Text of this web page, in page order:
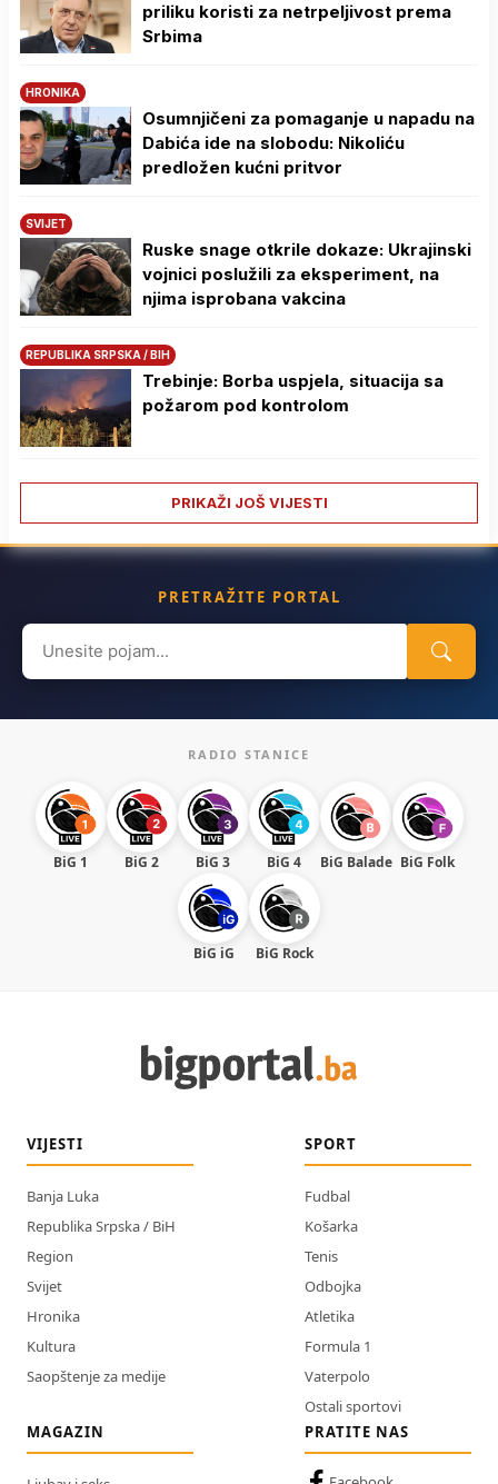
priliku koristi za netrpeljivost prema
Srbima
HRONIKA
Osumnjičeni za pomaganje u napadu na
Dabića ide na slobodu: Nikoliću
predložen kućni pritvor
SVIJET
Ruske snage otkrile dokaze: Ukrajinski
vojnici poslužili za eksperiment, na
njima isprobana vakcina
REPUBLIKA SRPSKA / BIH
Trebinje: Borba uspjela, situacija sa
požarom pod kontrolom
PRIKAŽI JOŠ VIJESTI
PRETRAŽITE PORTAL
Search
for:
RADIO STANICE
BiG 1 BiG 2 BiG 3 BiG 4 BiG Balade BiG Folk
BiG iG BiG Rock
VIJESTI
Banja Luka
Republika Srpska / BiH
Region
Svijet
Hronika
Kultura
Saopštenje za medije
SPORT
Fudbal
Košarka
Tenis
Odbojka
Atletika
Formula 1
Vaterpolo
Ostali sportovi
MAGAZIN
PRATITE NAS